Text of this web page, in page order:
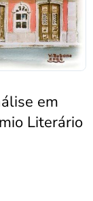
em
Literário